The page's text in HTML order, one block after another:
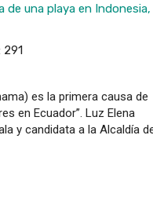
de una playa en
291
es la primera causa de
en Ecuador”. Luz Elena
y candidata a la Alcaldía